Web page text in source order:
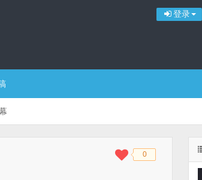
登录
◆◆ 0